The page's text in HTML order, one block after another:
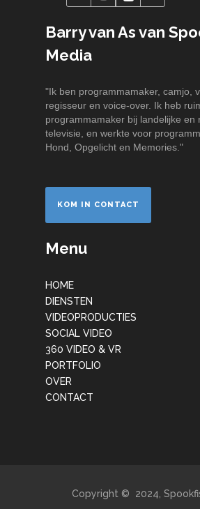
Barry van As van
Media
"Ik ben programmamaker, camjo,
regisseur en voice-over. Ik heb
programmamaker bij landelijke en
televisie, en werkte voor
Hond, Opgelicht en Memories."
KOM IN CONTACT
Menu
HOME
DIENSTEN
VIDEOPRODUCTIES
SOCIAL VIDEO
360 VIDEO & VR
PORTFOLIO
OVER
CONTACT
Copyright © 2024,